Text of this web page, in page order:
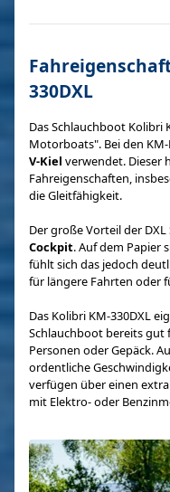
330DXL
Das Schlauchboot Kolibri
Motorboats". Bei den
V-Kiel verwendet. Dieser
Fahreigenschaften,
die Gleitfähigkeit.
Der große Vorteil der DXL
Cockpit. Auf dem Papier
fühlt sich das jedoch
für längere Fahrten oder
Das Kolibri KM-330DXL
Schlauchboot bereits
Personen oder Gepäck.
ordentliche
verfügen über einen
mit Elektro- oder